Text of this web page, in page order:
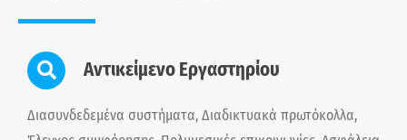
Αντικείμενο Εργαστηρίου
Διασυνδεδεμένα συστήματα, Διαδικτυακά πρωτόκολλα,